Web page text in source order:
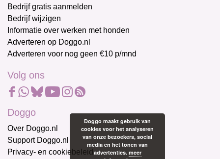
Bedrijf gratis aanmelden
Bedrijf wijzigen
Informatie over werken met honden
Adverteren op Doggo.nl
Adverteren voor nog geen €10 p/mnd
Volg ons
Doggo
Over Doggo.nl
Support Doggo.nl
Privacy- en cookiebeleid
Doggo maakt gebruik van
cookies voor het analyseren
van onze bezoekers, social
media en het tonen van
advertenties. meer